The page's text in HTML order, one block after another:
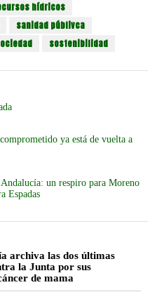
hídricos
sanidad públivca
sostenibilidad
ya está de vuelta a
un respiro para Moreno
Espadas
archiva las dos últimas
la Junta por sus
de mama